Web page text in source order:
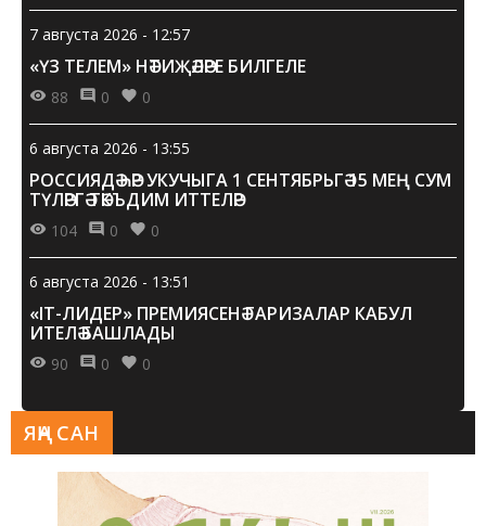
7 августа 2026 - 12:57
«ҮЗ ТЕЛЕМ» НӘТИҖӘЛӘРЕ БИЛГЕЛЕ
88 0 0
6 августа 2026 - 13:55
РОССИЯДӘ ҺӘР УКУЧЫГА 1 СЕНТЯБРЬГӘ 15 МЕҢ СУМ
ТҮЛӘРГӘ ТӘКЪДИМ ИТТЕЛӘР
104 0 0
6 августа 2026 - 13:51
«IT-ЛИДЕР» ПРЕМИЯСЕНӘ ГАРИЗАЛАР КАБУЛ
ИТЕЛӘ БАШЛАДЫ
90 0 0
ЯҢА САН